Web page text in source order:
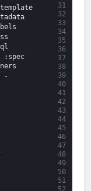
31
32
33
34
35
36
37
38
39
40
41
42
43
44
45
46
47
48
49
50
51
52
template
spec
:
-